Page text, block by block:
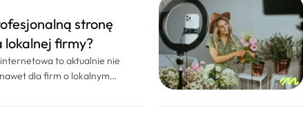
stronę
firmy?
to aktualnie nie
dla firm o lokalnym
w sieci jest bardzo istotna,